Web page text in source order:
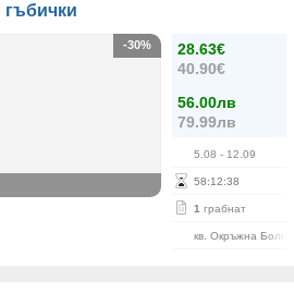
гъбички
28.63€
40.90€
56.00лв
79.99лв
5.08 - 12.09
58:12:38
1 грабнат
кв. Окръжна
-30%